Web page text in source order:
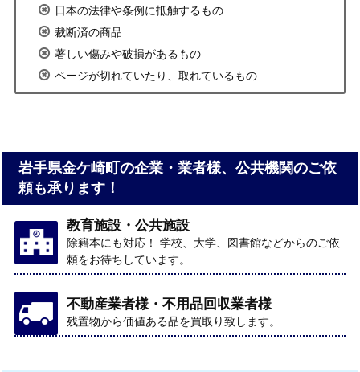
日本の法律や条例に抵触するもの
裁断済の商品
著しい傷みや破損があるもの
ページが切れていたり、取れているもの
岩手県金ケ崎町の企業・業者様、公共機関のご依
頼も承ります！
教育施設・公共施設
除籍本にも対応！ 学校、大学、図書館などからのご依
頼をお待ちしています。
不動産業者様・不用品回収業者様
残置物から価値ある品を買取り致します。